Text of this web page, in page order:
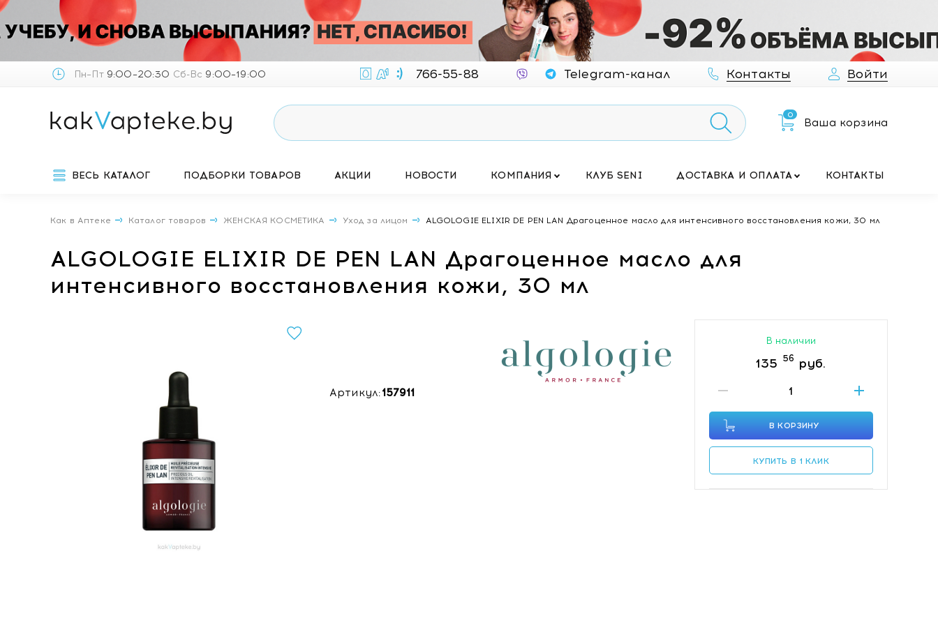
Пн–Пт9:00–20:30 Сб-Вс 9:00–19:00 766-55-88 Telegram-канал Контакты Войти
0
Ваша корзина
ВЕСЬ КАТАЛОГ ПОДБОРКИ ТОВАРОВ АКЦИИ НОВОСТИ КОМПАНИЯ КЛУБ SENI ДОСТАВКА И ОПЛАТА КОНТАКТЫ
Как в Аптеке Каталог товаров ЖЕНСКАЯ КОСМЕТИКА Уход за лицом ALGOLOGIE ELIXIR DE PEN LAN Драгоценное масло для интенсивного восстановления кожи, 30 мл
ALGOLOGIE ELIXIR DE PEN LAN Драгоценное масло для
интенсивного восстановления кожи, 30 мл
Артикул:157911
В наличии
135 56 руб.
В КОРЗИНУ
КУПИТЬ В 1 КЛИК